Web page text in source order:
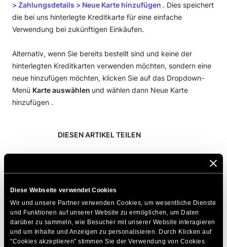
Diese Webseite verwendet Cookies
Wir und unsere Partner verwenden Cookies, um wesentliche Dienste
und Funktionen auf unserer Website zu ermöglichen, um Daten
darüber zu sammeln, wie Besucher mit unserer Website interagieren
und um Inhalte und Anzeigen zu personalisieren. Durch Klicken auf
"Cookies akzeptieren" stimmen Sie der Verwendung von Cookies
> Zahlungsdetails > Neue Karte hinzufügen . Dies speichert
die bei uns hinterlegte Kreditkarte für eine einfache
Verwendung bei zukünftigen Einkäufen.
Alternativ, wenn Sie bereits bestellt sind und keine der
hinterlegten Kreditkarten verwenden möchten, sondern eine
neue hinzufügen möchten, klicken Sie auf das Dropdown-
Menü Karte auswählen und wählen dann Neue Karte
hinzufügen .
DIESEN ARTIKEL TEILEN
Zum Thema Passende Artikel
Wie man eine Bestellung verifizieren kann